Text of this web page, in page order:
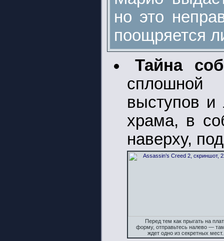
но это
поощряется
Тайна
сплошной
выступов и
храма, в
наверху,
Перед тем как прыгать на
форму, отправьтесь налево —
ждет одно из секретных мест.